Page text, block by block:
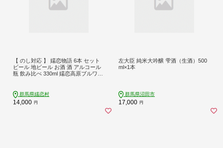
【 のし対応 】 嬬恋物語 6本 セット
ビール 地ビール お酒 酒 アルコール
瓶 飲み比べ 330ml 嬬恋高原ブルワリ
群馬県嬬恋村
14,000 円
左大臣 純米大吟醸 雫酒（生酒）500
ml×1本
群馬県沼田市
17,000 円